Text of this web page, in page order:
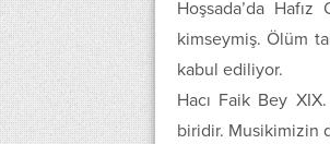
Hoşsada’da
kimseymiş. Ölüm
kabul ediliyor.
Hacı Faik Bey
biridir. Musikimizin